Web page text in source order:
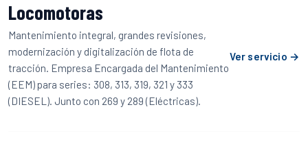
Locomotoras
Mantenimiento integral, grandes revisiones,
modernización y digitalización de flota de
tracción. Empresa Encargada del Mantenimiento
(EEM) para series: 308, 313, 319, 321 y 333
(DIESEL). Junto con 269 y 289 (Eléctricas).
Ver servicio →